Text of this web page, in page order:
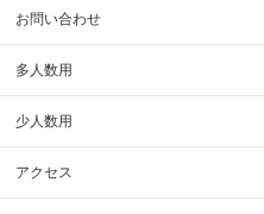
お問い合わせ
多人数用
少人数用
アクセス